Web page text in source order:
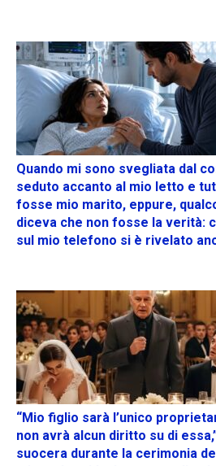
Quando mi sono svegliata dal
seduto accanto al mio letto e
fosse mio marito, eppure,
diceva che non fosse la verità:
sul mio telefono si è rivelato
“Mio figlio sarà l’unico
non avrà alcun diritto su di
suocera durante la cerimonia